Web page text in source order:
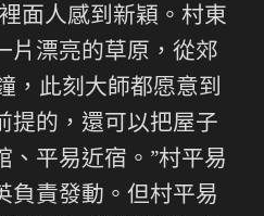
面人感到新穎。村東
片漂亮的草原，從郊
，此刻大師都愿意到
提的，還可以把屋子
、平易近宿。”村平易
負責發動。但村平易